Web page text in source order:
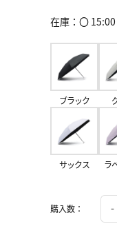
在庫 〇
ブラック
サックス ラ
購入数：